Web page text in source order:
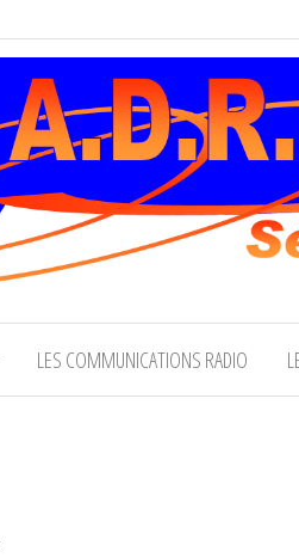
LES COMMUNICATIONS RADIO